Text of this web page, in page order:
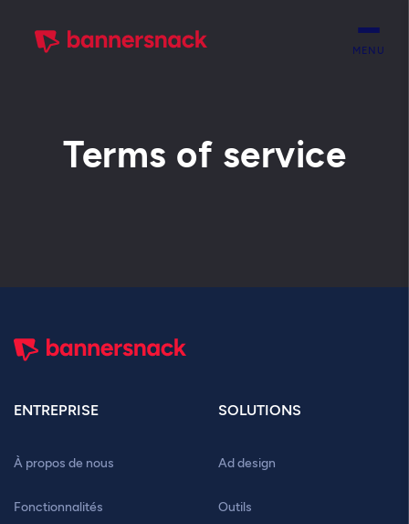
MENU
Terms of service
ENTREPRISE
À propos de nous
Fonctionnalités
SOLUTIONS
Ad design
Outils